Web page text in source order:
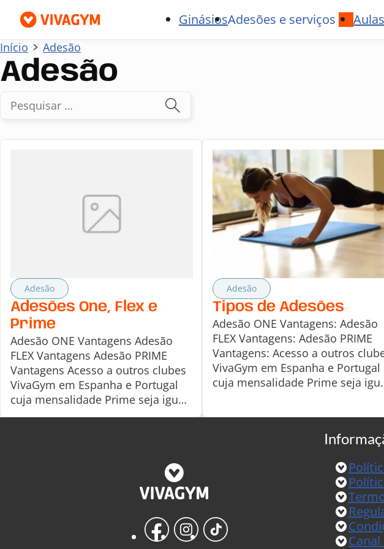
GinásiosAdesões e serviços
Início Adesão
Adesão
Adesão
Adesões One, Flex e
Prime
Adesão ONE Vantagens Adesão
FLEX Vantagens Adesão PRIME
Vantagens Acesso a outros clubes
VivaGym em Espanha e Portugal
cuja mensalidade Prime seja igual
ou inferior à mensalidade Prime
clube, podes adquirir o Passaporte
200, e para aceder aos clubes das
Adesão
Tipos de Adesões
Adesão ONE Vantagens: Adesão
FLEX Vantagens: Adesão PRIME
Vantagens: Acesso a outros
VivaGym em Espanha e Portugal
cuja mensalidade Prime seja
mensalidades superiores à do
200, e para aceder aos clubes
FacebookInstagram
TikTok